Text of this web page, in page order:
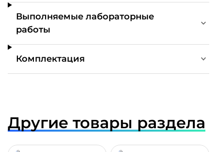
Выполняемые лабораторные
работы
Комплектация
Другие товары раздела
ПОДРОБНЕЕ